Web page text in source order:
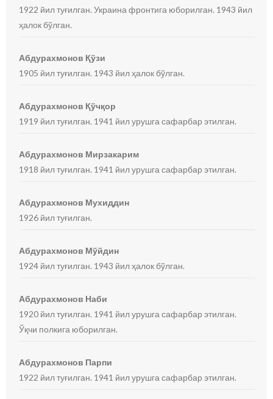
1922 йил туғилган. Украина фронтига юборилган. 1943 йил
ҳалок бўлган.
Абдурахмонов Қўзи
1905 йил туғилган. 1943 йил ҳалок бўлган.
Абдурахмонов Қўчқор
1919 йил туғилган. 1941 йил урушга сафарбар этилган.
Абдурахмонов Мирзакарим
1918 йил туғилган. 1941 йил урушга сафарбар этилган.
Абдурахмонов Мухиддин
1926 йил туғилган.
Абдурахмонов Мўйдин
1924 йил туғилган. 1943 йил ҳалок бўлган.
Абдурахмонов Наби
1920 йил туғилган. 1941 йил урушга сафарбар этилган.
Ўқчи полкига юборилган.
Абдурахмонов Парпи
1922 йил туғилган. 1941 йил урушга сафарбар этилган.